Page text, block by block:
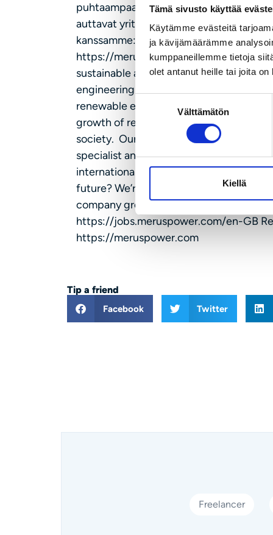
Tämä sivusto käyttää
Käytämme evästeitä
ja kävijämäärämme
kumppaneillemme tietoja
olet antanut heille tai joita
Välttämätön
Kiellä
puhtaampaa tulevaisuutta? Etsimme
auttavat yritystämme kasvamaan.
kanssamme: https://
https://meruspower.com EN: Merus
sustainable and energy-efficient future.
engineering solutions, such as energy
renewable energy and industrial
growth of renewable energy in electric
society. Our head office is in Ylöjärvi.
specialist and operate in global and
internationally respected engineering
future? We’re always on the lookout for
company grow. Check out our job
https://jobs.meruspower.com/en-GB
https://meruspower.com
Tip a friend
Facebook Twitter
Freelancer